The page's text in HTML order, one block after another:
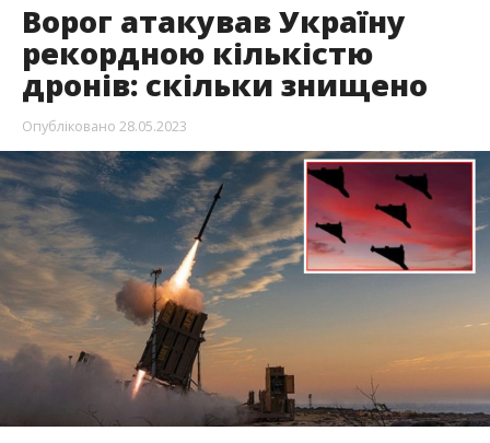
Ворог атакував Україну
рекордною кількістю
дронів: скільки знищено
Опубліковано 28.05.2023